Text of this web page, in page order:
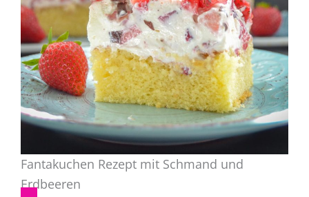
Fantakuchen Rezept mit Schmand und
Erdbeeren